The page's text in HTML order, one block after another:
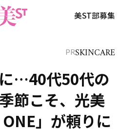
美ST部募集
PRSKINCARE
…40代50代の
節こそ、光美
」が頼りに